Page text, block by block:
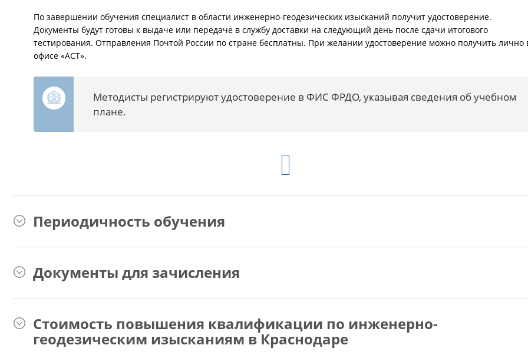
По завершении обучения специалист в области инженерно-геодезических изысканий получит удостоверение.
Документы будут готовы к выдаче или передаче в службу доставки на следующий день после сдачи итогового
тестирования. Отправления Почтой России по стране бесплатны. При желании удостоверение можно получить лично
офисе «АСТ».
Методисты регистрируют удостоверение в ФИС ФРДО, указывая сведения об учебном
плане.
Периодичность обучения
Документы для зачисления
Стоимость повышения квалификации по инженерно-
геодезическим изысканиям в Краснодаре